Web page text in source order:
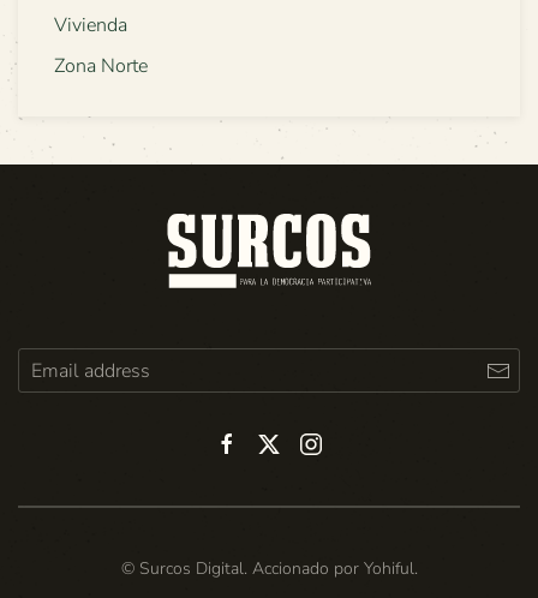
Vivienda
Zona Norte
© Surcos Digital. Accionado por Yohiful.